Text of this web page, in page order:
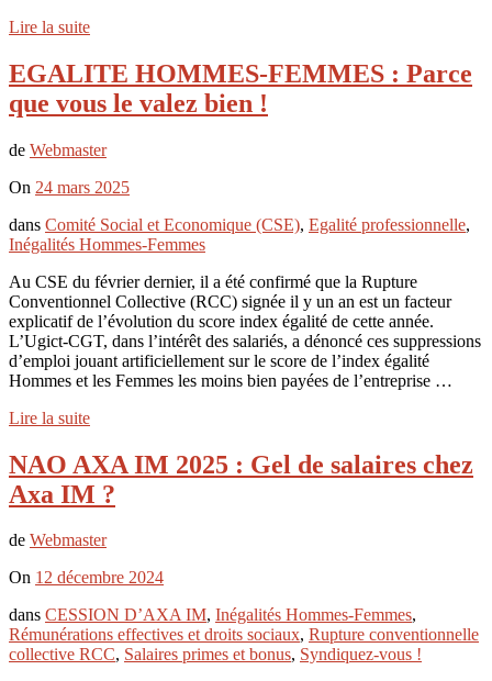
Lire la suite
EGALITE HOMMES-FEMMES : Parce
que vous le valez bien !
de Webmaster
On 24 mars 2025
dans Comité Social et Economique (CSE), Egalité professionnelle,
Inégalités Hommes-Femmes
Au CSE du février dernier, il a été confirmé que la Rupture
Conventionnel Collective (RCC) signée il y un an est un facteur
explicatif de l’évolution du score index égalité de cette année.
L’Ugict-CGT, dans l’intérêt des salariés, a dénoncé ces suppressions
d’emploi jouant artificiellement sur le score de l’index égalité
Hommes et les Femmes les moins bien payées de l’entreprise …
Lire la suite
NAO AXA IM 2025 : Gel de salaires chez
Axa IM ?
de Webmaster
On 12 décembre 2024
dans CESSION D’AXA IM, Inégalités Hommes-Femmes,
Rémunérations effectives et droits sociaux, Rupture conventionnelle
collective RCC, Salaires primes et bonus, Syndiquez-vous !